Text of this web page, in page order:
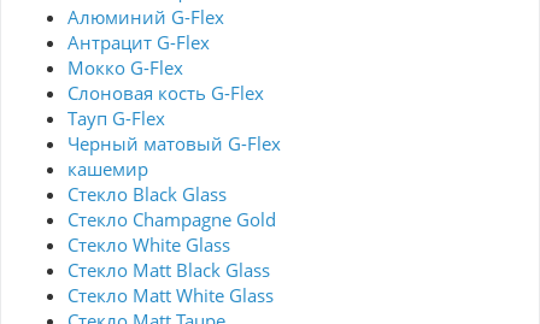
Алюминий G-Flex
Антрацит G-Flex
Мокко G-Flex
Слоновая кость G-Flex
Тауп G-Flex
Черный матовый G-Flex
кашемир
Стекло Black Glass
Стекло Champagne Gold
Стекло White Glass
Стекло Matt Black Glass
Стекло Matt White Glass